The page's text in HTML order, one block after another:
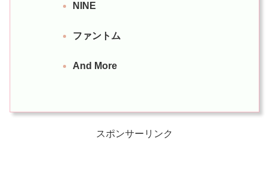
NINE
ファントム
And More
スポンサーリンク